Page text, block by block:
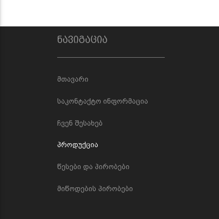
ნავიგაცია
მთავარი
საკონტაქტო ინფორმაცია
ჩვენ შესახებ
პროდუქცია
წესები და პირობები
მიწოდების პირობები